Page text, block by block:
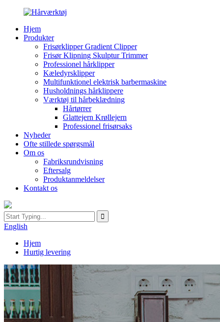
Hjem
Produkter
Frisørklipper Gradient Clipper
Frisør Klipning Skulptur Trimmer
Professionel hårklipper
Kæledyrsklipper
Multifunktionel elektrisk barbermaskine
Husholdnings hårklippere
Værktøj til hårbeklædning
Hårtørrer
Glattejern Krøllejern
Professionel frisørsaks
Nyheder
Ofte stillede spørgsmål
Om os
Fabriksrundvisning
Eftersalg
Produktanmeldelser
Kontakt os
English
Hjem
Hurtig levering